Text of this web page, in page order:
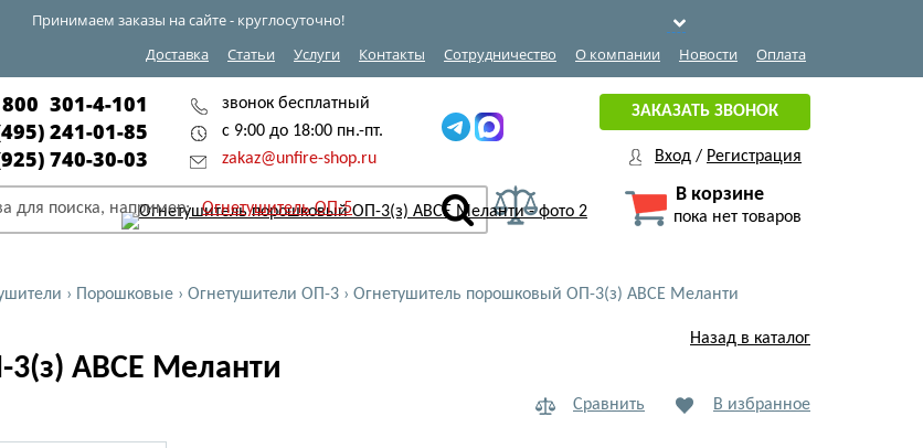
Принимаем заказы на сайте - круглосуточно!
Доставка
Статьи Услуги Контакты Сотрудничество О компании Новости Оплата
301-4-101
241-01-85
740-30-03
звонок бесплатный
с 9:00 до 18:00 пн.-пт.
zakaz@unfire-shop.ru
для поиска, например: Огнетушитель ОП-5
ЗАКАЗАТЬ ЗВОНОК
Вход / Регистрация
В корзине
пока нет товаров
› Порошковые › Огнетушители ОП-3 › Огнетушитель порошковый ОП-3(з) АВСЕ Меланти
АВСЕ Меланти
Назад в каталог
Сравнить В избранное